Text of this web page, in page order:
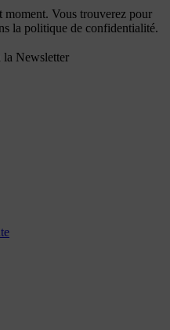
moment. Vous trouverez pour
la politique de confidentialité.
la Newsletter